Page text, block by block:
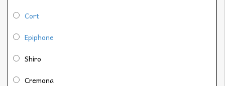
Cort
Epiphone
Shiro
Cremona